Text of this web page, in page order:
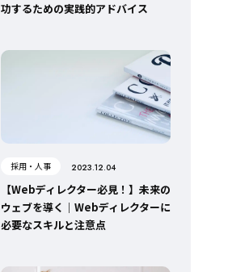
功するための実践的アドバイス
採用・人事 2023.12.04
【Webディレクター必見！】未来の
ウェブを導く｜Webディレクターに
必要なスキルと注意点